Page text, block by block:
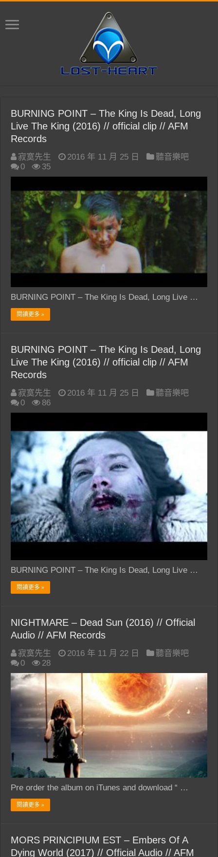
BURNING POINT – The King Is Dead, Long
Live The King (2016) // official clip // AFM
Records
寂寞先生 2016 年 11 月 25 日
聽音樂吧
0
35
BURNING POINT – The King Is Dead, Long Live …
閱讀更多 »
BURNING POINT – The King Is Dead, Long
Live The King (2016) // official clip // AFM
Records
寂寞先生 2016 年 11 月 25 日
聽音樂吧
0
86
BURNING POINT – The King Is Dead, Long Live …
閱讀更多 »
NIGHTMARE – Dead Sun (2016) // Official
Audio // AFM Records
寂寞先生 2016 年 11 月 22 日
聽音樂吧
0
28
Pre order the album on iTunes and download “ …
閱讀更多 »
MORS PRINCIPIUM EST – Embers Of A
Dying World (2017) // Official Audio // AFM